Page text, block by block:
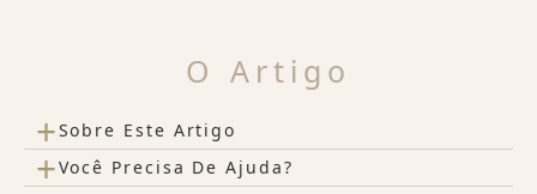
O Artigo
+Sobre Este Artigo
+Você Precisa De Ajuda?